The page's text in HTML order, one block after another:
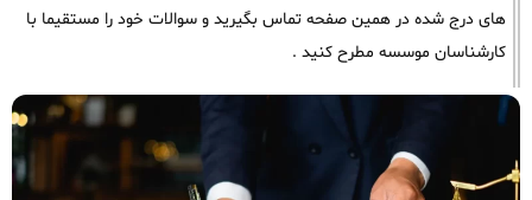
های درج شده در همین صفحه تماس بگیرید و سوالات خود را مستقیما با
کارشناسان موسسه مطرح کنید .